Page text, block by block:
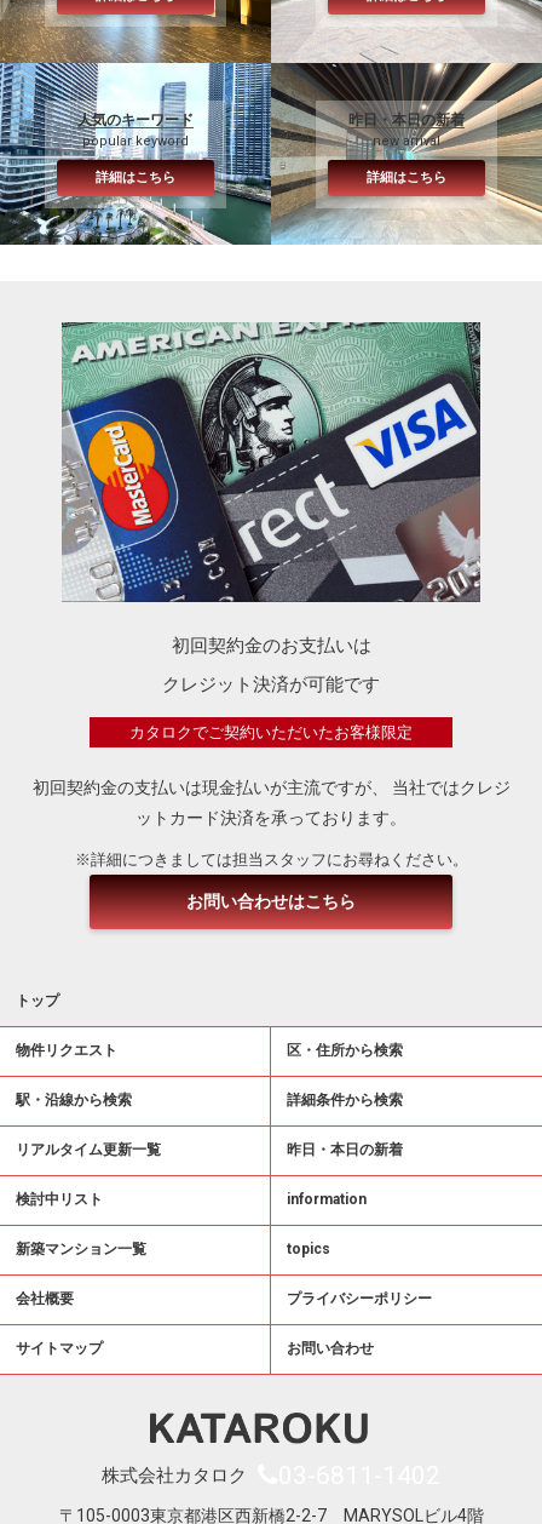
人気のキーワード
popular keyword
詳細はこちら
昨日・本日の新着
new arrival
詳細はこちら
初回契約金のお支払いは
クレジット決済が可能です
カタロクでご契約いただいたお客様限定
初回契約金の支払いは現金払いが主流ですが、
当社ではクレジ
ットカード決済を承っております。
※詳細につきましては担当スタッフにお尋ねください。
お問い合わせはこちら
トップ
物件リクエスト 区・住所から検索
駅・沿線から検索 詳細条件から検索
リアルタイム更新一覧 昨日・本日の新着
検討中リスト information
新築マンション一覧 topics
会社概要 プライバシーポリシー
サイトマップ お問い合わせ
株式会社カタロク
〒105-0003東京都港区西新橋2-2-7 MARYSOLビル4階